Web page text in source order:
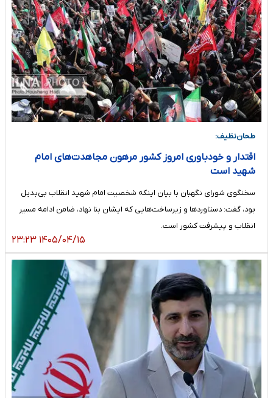
طحان‌نظیف:
اقتدار و خودباوری امروز کشور مرهون مجاهدت‌های امام
شهید است
سخنگوی شورای نگهبان با بیان اینکه شخصیت امام شهید انقلاب بی‌بدیل
بود، گفت: دستاورد‌ها و زیرساخت‌هایی که ایشان بنا نهاد، ضامن ادامه مسیر
انقلاب و پیشرفت کشور است.
۱۴۰۵/۰۴/۱۵ ۲۳:۲۳